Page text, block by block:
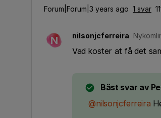
Forum|Forum|3 years ago 1 svar
N nilsonjcferreira
Vad koster at få det
Bäst svar av
@nilsonjcferreira